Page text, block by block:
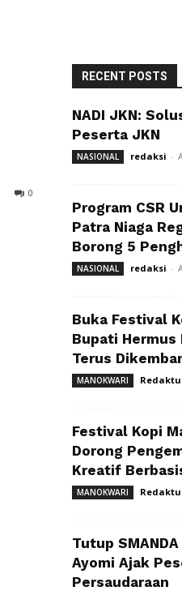
0
RECENT POSTS
NADI JKN:
Peserta JKN
NASIONAL redaksi -
Program CSR
Patra Niaga
Borong 5
NASIONAL redaksi -
Buka Festival
Bupati
Terus
MANOKWARI
Festival Kopi
Dorong
Kreatif
MANOKWARI
Tutup
Ayomi Ajak
Persaudaraan